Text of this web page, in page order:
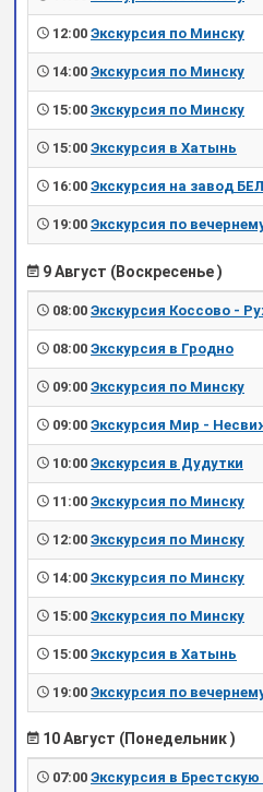
12:00 Экскурсия по Минску
14:00 Экскурсия по Минску
15:00 Экскурсия по Минску
15:00 Экскурсия в Хатынь
16:00 Экскурсия на завод
19:00 Экскурсия по
9 Август (Воскресенье )
08:00 Экскурсия Коссово -
08:00 Экскурсия в Гродно
09:00 Экскурсия по Минску
09:00 Экскурсия Мир -
10:00 Экскурсия в Дудутки
11:00 Экскурсия по Минску
12:00 Экскурсия по Минску
14:00 Экскурсия по Минску
15:00 Экскурсия по Минску
15:00 Экскурсия в Хатынь
19:00 Экскурсия по
10 Август (Понедельник )
07:00 Экскурсия в